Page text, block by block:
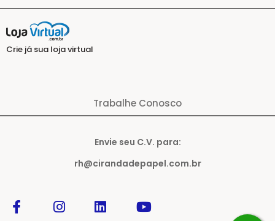
Crie já sua loja virtual
Trabalhe Conosco
Envie seu C.V. para:
rh@cirandadepapel.com.br